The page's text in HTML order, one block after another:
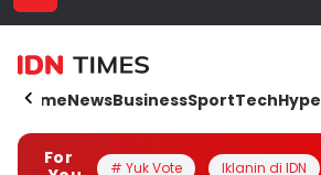
HomeNewsBusinessSportTechHype
For
# Yuk Vote Iklanin di IDN